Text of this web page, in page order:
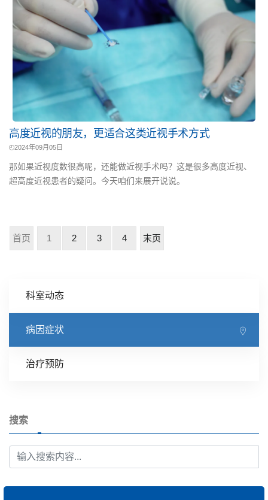
科室动态
病因症状
治疗预防
搜索
高度近视的朋友，更适合这类近视手术方式
2024年09月05日
那如果近视度数很高呢，还能做近视手术吗？这是很多高度近视、
超高度近视患者的疑问。今天咱们来展开说说。
首页 1 2 3 4 末页